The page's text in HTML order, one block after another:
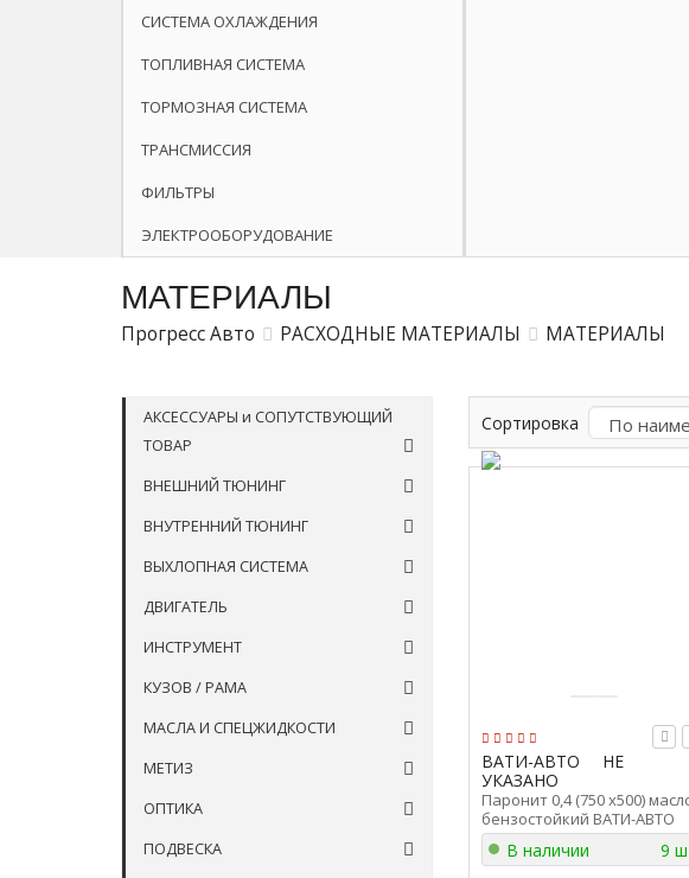
СИСТЕМА ОХЛАЖДЕНИЯ
ТОПЛИВНАЯ СИСТЕМА
ТОРМОЗНАЯ СИСТЕМА
ТРАНСМИССИЯ
ФИЛЬТРЫ
ЭЛЕКТРООБОРУДОВАНИЕ
МАТЕРИАЛЫ
Прогресс Авто РАСХОДНЫЕ МАТЕРИАЛЫ МАТЕРИАЛЫ
АКСЕССУАРЫ и СОПУТСТВУЮЩИЙ
ТОВАР
ВНЕШНИЙ ТЮНИНГ
ВНУТРЕННИЙ ТЮНИНГ
ВЫХЛОПНАЯ СИСТЕМА
ДВИГАТЕЛЬ
ИНСТРУМЕНТ
КУЗОВ / РАМА
МАСЛА И СПЕЦЖИДКОСТИ
МЕТИЗ
ОПТИКА
ПОДВЕСКА
Сортировка
ВАТИ-АВТО
НЕ
УКАЗАНО
Паронит 0,4 (750 х500)
бензостойкий ВАТИ-АВТО
ПМБ 0.4 (750 х500)
В наличии 9